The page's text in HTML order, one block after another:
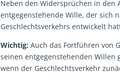
Neben den Widersprüchen in den
entgegenstehende Wille, der sich
Geschlechtsverkehrs entwickelt
Wichtig: Auch das Fortführen von
seinen entgegenstehenden Willen
wenn der Geschlechtsverkehr